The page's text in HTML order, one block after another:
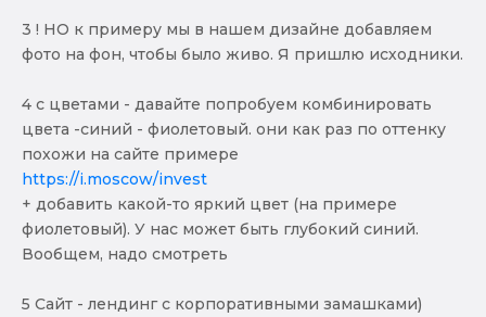
3 ! НО к примеру мы в нашем дизайне добавляем
фото на фон, чтобы было живо. Я пришлю исходники.
4 с цветами - давайте попробуем комбинировать
цвета -синий - фиолетовый. они как раз по оттенку
похожи на сайте примере
https://i.moscow/invest
+ добавить какой-то яркий цвет (на примере
фиолетовый). У нас может быть глубокий синий.
Вообщем, надо смотреть
5 Сайт - лендинг с корпоративными замашками)